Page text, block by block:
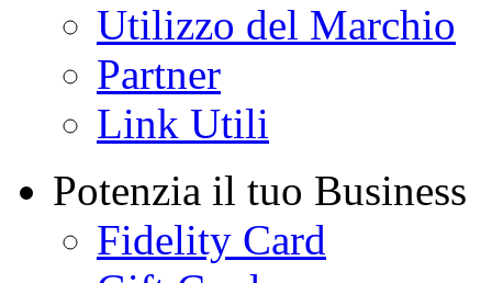
Utilizzo del Marchio
Partner
Link Utili
Potenzia il tuo Business
Fidelity Card